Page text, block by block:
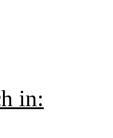
in: